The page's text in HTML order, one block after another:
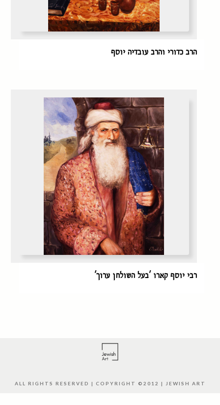
הרב כדורי והרב עובדיה יוסף
רבי יוסף קארו 'בעל השולחן ערוך'
ALL RIGHTS RESERVED | COPYRIGHT ©2012 | JEWISH ART